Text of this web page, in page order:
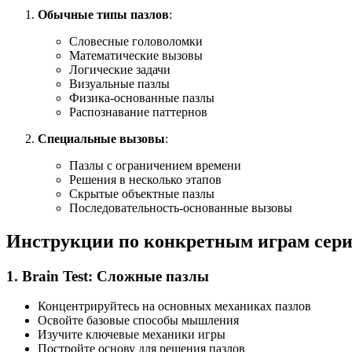
Обычные типы пазлов:
Словесные головоломки
Математические вызовы
Логические задачи
Визуальные пазлы
Физика-основанные пазлы
Распознавание паттернов
Специальные вызовы:
Пазлы с ограничением времени
Решения в несколько этапов
Скрытые объектные пазлы
Последовательность-основанные вызовы
Инструкции по конкретным играм
1. Brain Test: Сложные пазлы
Концентрируйтесь на основных механиках пазлов
Освойте базовые способы мышления
Изучите ключевые механики игры
Постройте основу для решения пазлов